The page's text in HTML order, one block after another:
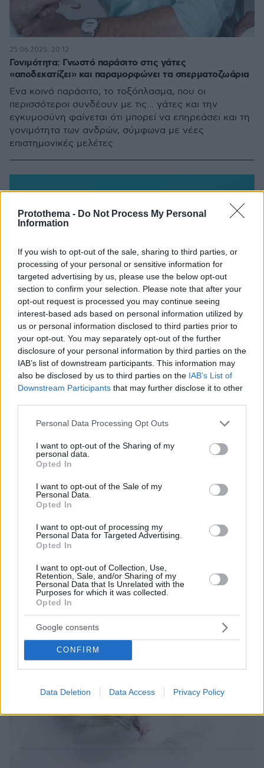
Protothema - Do Not Process My Personal
Information
If you wish to opt-out of the sale, sharing to third parties, or
processing of your personal or sensitive information for
targeted advertising by us, please use the below opt-out
section to confirm your selection. Please note that after your
opt-out request is processed you may continue seeing
interest-based ads based on personal information utilized by
us or personal information disclosed to third parties prior to
your opt-out. You may separately opt-out of the further
disclosure of your personal information by third parties on the
IAB’s list of downstream participants. This information may
also be disclosed by us to third parties on the IAB’s List of
Downstream Participants that may further disclose it to other
Please note that this website/app uses one or more Google
not limited to your visit or usage behaviour. You may click to
grant or deny consent to Google and its third-party tags to
use your data for below specified purposes in below Google
consent section.
Personal Data Processing Opt Outs
I want to opt-out of the Sharing of my
personal data.
Opted In
I want to opt-out of the Sale of my
Personal Data.
Opted In
I want to opt-out of processing my
Personal Data for Targeted Advertising.
Opted In
I want to opt-out of Collection, Use,
Retention, Sale, and/or Sharing of my
Personal Data that Is Unrelated with the
Purposes for which it was collected.
Opted In
Google consents
CONFIRM
Data Deletion Data Access Privacy Policy
Γονιμότητα: Γνωστό παράσιτο στις γάτες
«αποδεκατίζει» και παραμορφώνει τα σπερματοζωάρια
Ένα κοινό παράσιτο, το τοξόπλασμα, που οι
περισσότεροι συνδέουν με τις... γάτες και την
εγκυμοσύνη φαίνεται ότι μπορεί να επηρεάσει και τη
γονιμότητα των ανδρών, σύμφωνα με νέες
επιστημονικές μελέτες
25.06.2025, 20:12
Τοξοπλάσμωση: Μπορεί μια έγκυος να κρατήσει τη γάτα
πόσο πιθανή είναι η μετάδοση από τη γάτα και τι
πρέπει να κάνει μια έγκυος που έχει γατούλα.
Ενημερωθείτε